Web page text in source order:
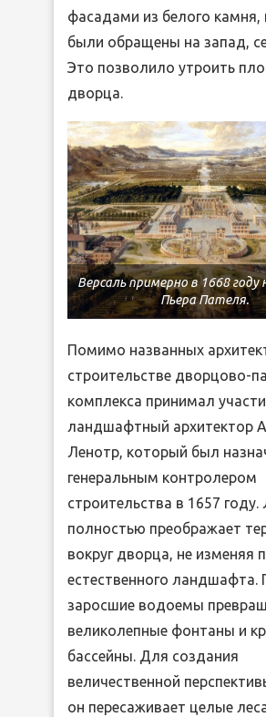
фасадами из белого камня,
были обращены на запад,
Это позволило утроить
дворца.
Версаль примерно в 1668 году
Пьера Пателя.
Помимо названных
строительстве дворцово-
комплекса принимал
ландшафтный архитектор
Ленотр, который был
генеральным контролером
строительства в 1657 году.
полностью преображает
вокруг дворца, не изменяя
естественного ландшафта.
заросшие водоемы
великолепные фонтаны и
бассейны. Для создания
величественной
он пересаживает целые